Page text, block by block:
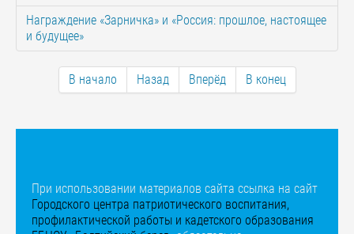
Награждение «Зарничка» и «Россия: прошлое, настоящее
и будущее»
В начало Назад Вперёд В конец
При использовании материалов сайта ссылка на сайт
Городского центра патриотического воспитания,
профилактической работы и кадетского образования